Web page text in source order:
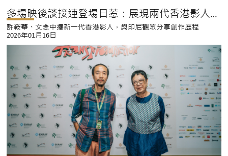
多場映後談接連登場日惹：展現兩代香港影人薪火相傳
許鞍華、文念中攜新一代香港影人，與印尼觀眾分享創作歷程
2026年01月16日